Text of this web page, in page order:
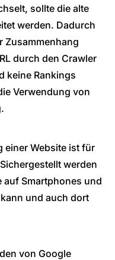
sollte die alte
werden. Dadurch
Zusammenhang
durch den Crawler
keine Rankings
Verwendung von
einer Website ist für
werden
auf Smartphones und
und auch dort
von Google